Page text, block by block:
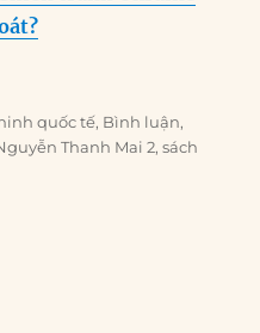
quốc tế, Bình luận,
Thanh Mai 2,sách